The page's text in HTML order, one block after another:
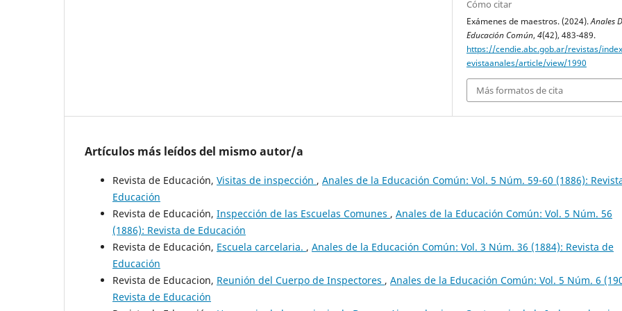
Cómo citar
Exámenes de maestros. (2024).Anales
Educación Común, 4(42), 483-489.
https://cendie.abc.gob.ar/revistas/
evistaanales/article/view/1990
Más formatos de cita
Artículos más leídos del mismo autor/a
Revista de Educación, Visitas de inspección , Anales de la Educación Común: Vol. 5 Núm. 59-60 (1886):
Educación
Revista de Educación, Inspección de las Escuelas Comunes , Anales de la Educación Común: Vol. 5 Núm. 56
(1886): Revista de Educación
Revista de Educación, Escuela carcelaria. , Anales de la Educación Común: Vol. 3 Núm. 36 (1884): Revista de
Educación
Revista de Educacion, Reunión del Cuerpo de Inspectores , Anales de la Educación Común: Vol. 5 Núm. 6
Revista de Educación